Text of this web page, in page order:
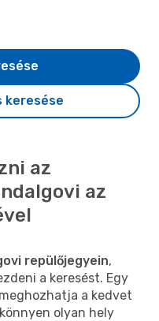
keresése
az
az
repülőjegyein,
a keresést. Egy
a kedvet
olyan hely